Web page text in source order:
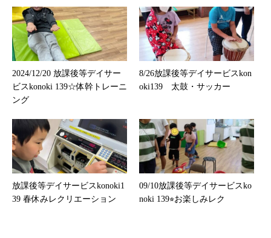
2024/12/20 放課後等デイサー
ビスkonoki 139☆体幹トレーニ
ング
8/26放課後等デイサービスkon
oki139 太鼓・サッカー
放課後等デイサービスkonoki1
39 春休みレクリエーション
09/10放課後等デイサービスko
noki 139⭐︎お楽しみレク